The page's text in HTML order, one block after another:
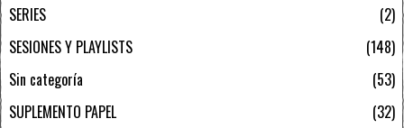
SERIES
2
SESIONES Y PLAYLISTS
148
Sin categoría
53
SUPLEMENTO PAPEL
32